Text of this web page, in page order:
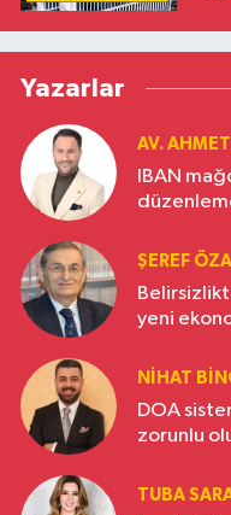
Yazarlar
AV.
IBAN
ŞEREF
yeni
NIHAT
DOA
zorunlu
TUBA